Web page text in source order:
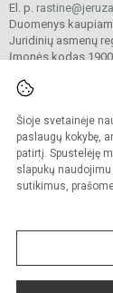
Šioje svetainėje
paslaugų kokybę,
patirtį. Spustelėję
slapukų
sutikimus,
El. p.
Duomenys
Juridinių asmenų
Įmonės kodas
© 2024.
Kopijuoti turinį
Sumanus